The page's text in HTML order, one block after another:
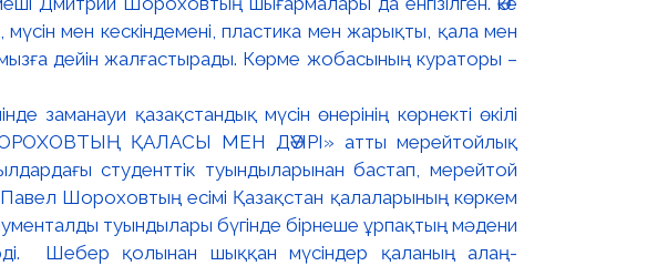
қазақстандық мүсін өнерінің көрнекті өкілі
ҚАЛАСЫ МЕН ДӘУІРІ» атты мерейтойлық
студенттік туындыларынан бастап, мерейтой
Шороховтың есімі Қазақстан қалаларының көркем
туындылары бүгінде бірнеше ұрпақтың мәдени
Шебер қолынан шыққан мүсіндер қаланың алаң-